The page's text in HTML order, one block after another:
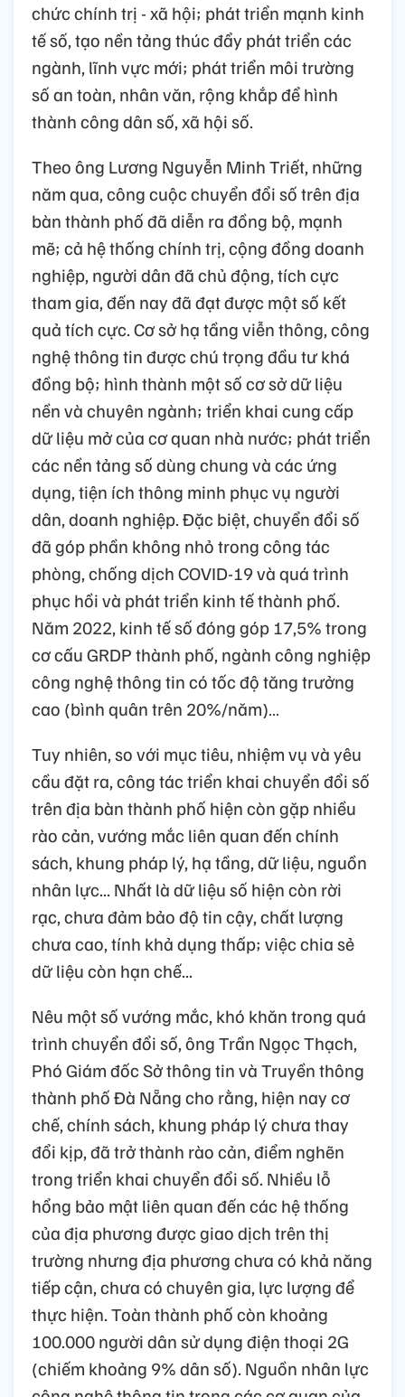
chức chính trị - xã hội; phát triển mạnh kinh
tế số, tạo nền tảng thúc đẩy phát triển các
ngành, lĩnh vực mới; phát triển môi trường
số an toàn, nhân văn, rộng khắp để hình
thành công dân số, xã hội số.
Theo ông Lương Nguyễn Minh Triết, những
năm qua, công cuộc chuyển đổi số trên địa
bàn thành phố đã diễn ra đồng bộ, mạnh
mẽ; cả hệ thống chính trị, cộng đồng doanh
nghiệp, người dân đã chủ động, tích cực
tham gia, đến nay đã đạt được một số kết
quả tích cực. Cơ sở hạ tầng viễn thông, công
nghệ thông tin được chú trọng đầu tư khá
đồng bộ; hình thành một số cơ sở dữ liệu
nền và chuyên ngành; triển khai cung cấp
dữ liệu mở của cơ quan nhà nước; phát triển
các nền tảng số dùng chung và các ứng
dụng, tiện ích thông minh phục vụ người
dân, doanh nghiệp. Đặc biệt, chuyển đổi số
đã góp phần không nhỏ trong công tác
phòng, chống dịch COVID-19 và quá trình
phục hồi và phát triển kinh tế thành phố.
Năm 2022, kinh tế số đóng góp 17,5% trong
cơ cấu GRDP thành phố, ngành công nghiệp
công nghệ thông tin có tốc độ tăng trưởng
cao (bình quân trên 20%/năm)…
Tuy nhiên, so với mục tiêu, nhiệm vụ và yêu
cầu đặt ra, công tác triển khai chuyển đổi số
trên địa bàn thành phố hiện còn gặp nhiều
rào cản, vướng mắc liên quan đến chính
sách, khung pháp lý, hạ tầng, dữ liệu, nguồn
nhân lực... Nhất là dữ liệu số hiện còn rời
rạc, chưa đảm bảo độ tin cậy, chất lượng
chưa cao, tính khả dụng thấp; việc chia sẻ
dữ liệu còn hạn chế...
Nêu một số vướng mắc, khó khăn trong quá
trình chuyển đổi số, ông Trần Ngọc Thạch,
Phó Giám đốc Sở thông tin và Truyền thông
thành phố Đà Nẵng cho rằng, hiện nay cơ
chế, chính sách, khung pháp lý chưa thay
đổi kịp, đã trở thành rào cản, điểm nghẽn
trong triển khai chuyển đổi số. Nhiều lỗ
hổng bảo mật liên quan đến các hệ thống
của địa phương được giao dịch trên thị
trường nhưng địa phương chưa có khả năng
tiếp cận, chưa có chuyên gia, lực lượng để
thực hiện. Toàn thành phố còn khoảng
100.000 người dân sử dụng điện thoại 2G
(chiếm khoảng 9% dân số). Nguồn nhân lực